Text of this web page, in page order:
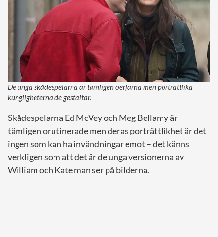
De unga skådespelarna är tämligen oerfarna men porträttlika
kungligheterna de gestaltar.
Skådespelarna Ed McVey och Meg Bellamy är
tämligen orutinerade men deras porträttlikhet är det
ingen som kan ha invändningar emot – det känns
verkligen som att det är de unga versionerna av
William och Kate man ser på bilderna.